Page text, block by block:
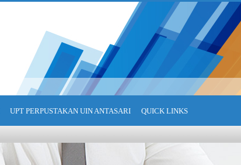
UPT PERPUSTAKAN UIN ANTASARI QUICK LINKS